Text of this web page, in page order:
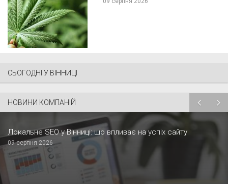
СЬОГОДНІ У ВІННИЦІ
НОВИНИ КОМПАНІЙ
Локальне SEO у Вінниці: що впливає на успіх сайту
09 серпня 2026